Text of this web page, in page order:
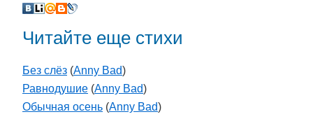
Читайте еще стихи
Без слёз (Anny Bad)
Равнодушие (Anny Bad)
Обычная осень (Anny Bad)